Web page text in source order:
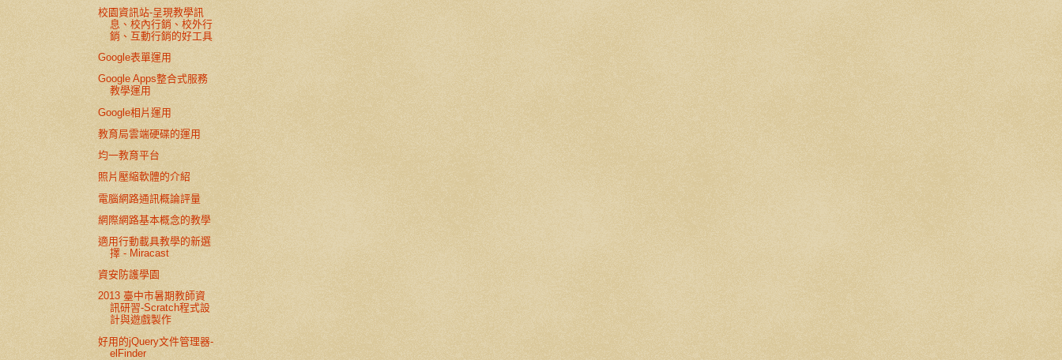
校園資訊站-呈現教學訊
息、校內行銷、校外行
銷、互動行銷的好工具
Google表單運用
Google Apps整合式服務
教學運用
Google相片運用
教育局雲端硬碟的運用
均一教育平台
照片壓縮軟體的介紹
電腦網路通訊概論評量
網際網路基本概念的教學
適用行動載具教學的新選
擇 - Miracast
資安防護學園
2013 臺中市暑期教師資
訊研習-Scratch程式設
計與遊戲製作
好用的jQuery文件管理器-
elFinder